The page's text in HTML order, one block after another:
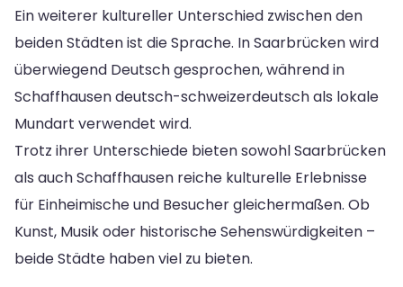
Ein weiterer kultureller Unterschied zwischen den
beiden Städten ist die Sprache. In Saarbrücken wird
überwiegend Deutsch gesprochen, während in
Schaffhausen deutsch-schweizerdeutsch als lokale
Mundart verwendet wird.
Trotz ihrer Unterschiede bieten sowohl Saarbrücken
als auch Schaffhausen reiche kulturelle Erlebnisse
für Einheimische und Besucher gleichermaßen. Ob
Kunst, Musik oder historische Sehenswürdigkeiten –
beide Städte haben viel zu bieten.